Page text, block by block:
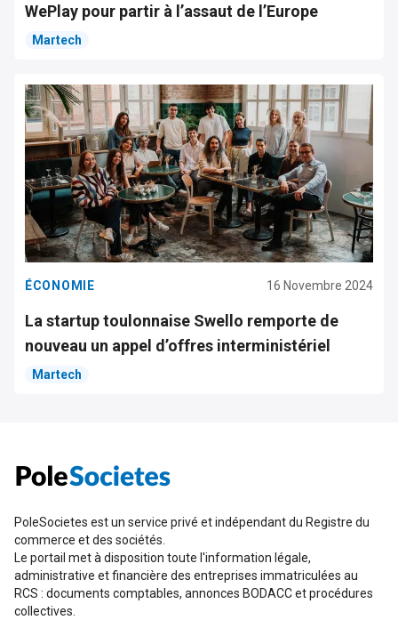
WePlay pour partir à l’assaut de l’Europe
Martech
ÉCONOMIE 16 Novembre 2024
La startup toulonnaise Swello remporte de
nouveau un appel d’offres interministériel
Martech
PoleSocietes est un service privé et indépendant du Registre du
commerce et des sociétés.
Le portail met à disposition toute l'information légale,
administrative et financière des entreprises immatriculées au
RCS : documents comptables, annonces BODACC et procédures
collectives.